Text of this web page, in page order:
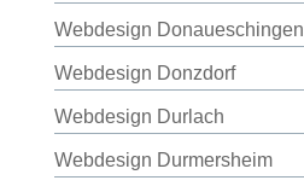
Webdesign Donaueschingen
Webdesign Donzdorf
Webdesign Durlach
Webdesign Durmersheim